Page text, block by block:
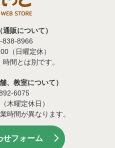
販について）
838-8966
（日曜定休）
間とは別です。
、教室について）
6075
木曜定休日）
時間が異なります。
せフォーム